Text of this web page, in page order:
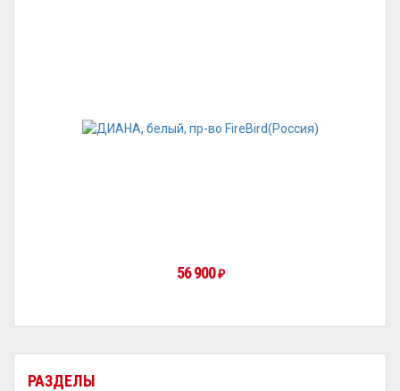
РАЗДЕЛЫ
56 900₽